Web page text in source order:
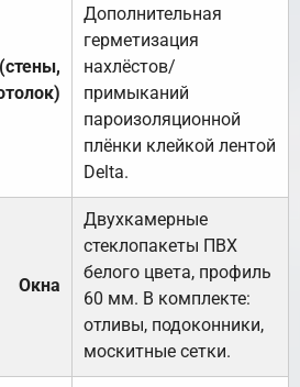
Дополнительная
герметизация
нахлёстов/
примыканий
пароизоляционной
плёнки клейкой лентой
Delta.
Окна
Двухкамерные
стеклопакеты ПВХ
белого цвета, профиль
60 мм. В комплекте:
отливы, подоконники,
москитные сетки.